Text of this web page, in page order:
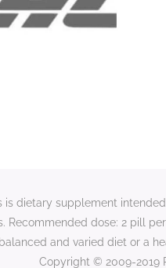
is dietary supplement
Recommended dose: 2 pill
and varied diet or a
Copyright © 2009-2019